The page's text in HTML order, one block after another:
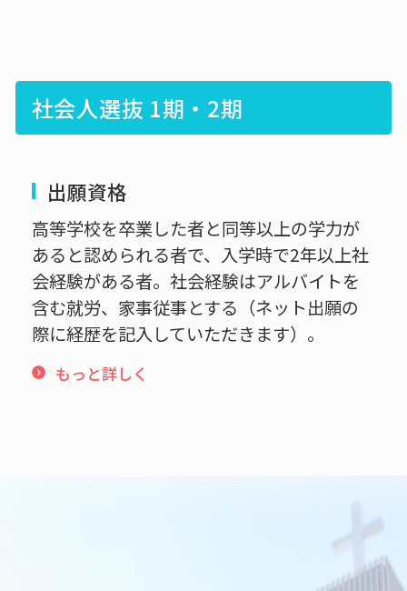
社会人選抜 1期・2期
出願資格
高等学校を卒業した者と同等以上の学力が
あると認められる者で、入学時で2年以上社
会経験がある者。社会経験はアルバイトを
含む就労、家事従事とする（ネット出願の
際に経歴を記入していただきます）。
もっと詳しく